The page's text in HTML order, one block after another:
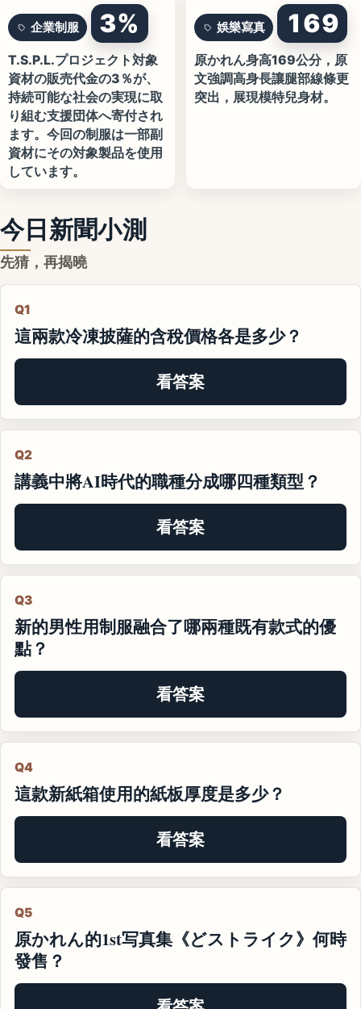
企業制服 3%
T.S.P.L.プロジェクト対象
資材の販売代金の3％が、
持続可能な社会の実現に取
り組む支援団体へ寄付され
ます。今回の制服は一部副
資材にその対象製品を使用
しています。
娛樂寫真 169
原かれん身高169公分，原
文強調高身長讓腿部線條更
突出，展現模特兒身材。
今日新聞小測
先猜，再揭曉
Q1
這兩款冷凍披薩的含稅價格各是多少？
看答案
Q2
講義中將AI時代的職種分成哪四種類型？
看答案
Q3
新的男性用制服融合了哪兩種既有款式的優
點？
看答案
Q4
這款新紙箱使用的紙板厚度是多少？
看答案
Q5
原かれん的1st写真集《どストライク》何時
發售？